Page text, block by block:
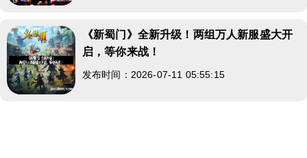
《新蜀门》全新升级！两组万人新服盛大开
启，等你来战！
发布时间：2026-07-11 05:55:15